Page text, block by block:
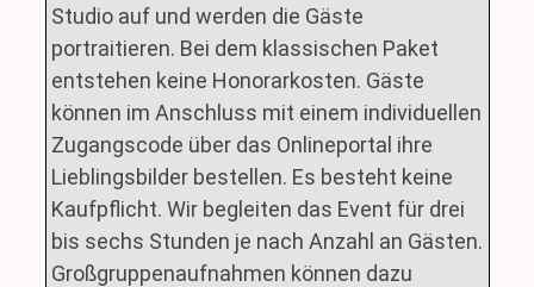
Studio auf und werden die Gäste
portraitieren. Bei dem klassischen Paket
entstehen keine Honorarkosten. Gäste
können im Anschluss mit einem individuellen
Zugangscode über das Onlineportal ihre
Lieblingsbilder bestellen. Es besteht keine
Kaufpflicht. Wir begleiten das Event für drei
bis sechs Stunden je nach Anzahl an Gästen.
Großgruppenaufnahmen können dazu